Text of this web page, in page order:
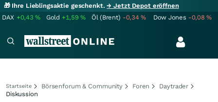
🎁 Ihre Lieblingsaktie geschenkt.→ Jetzt Depot eröffnen
DAX +0,43% Gold +1,59% Öl (Brent) -0,34% Dow Jones -0,08%
Startseite Börsenforum & Community Foren
Daytrader
Diskussion